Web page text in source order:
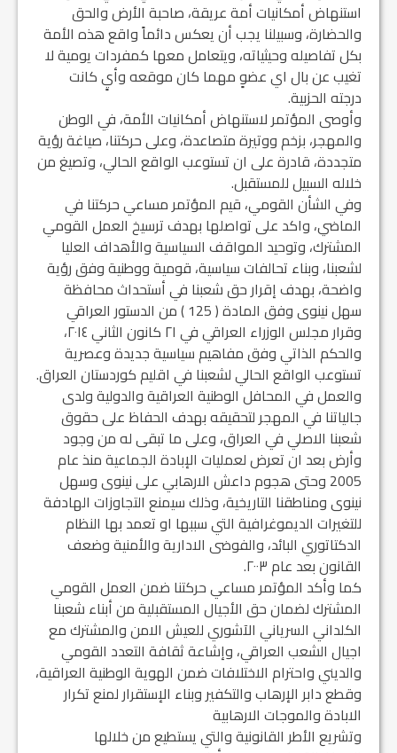
استنهاض أمكانيات أمة عريقة، صاحبة الأرض والحق
والحضارة، وسبيلنا يجب أن يعكس دائماً واقع هذه الأمة
بكل تفاصيله وحيثياته، ويتعامل معها كمفردات يومية لا
تغيب عن بال اي عضوٍ مهما كان موقعه وأيٍ كانت
درجته الحزبية.
وأوصى المؤتمر لاستنهاض أمكانيات الأمة، في الوطن
والمهجر، بزخم ووتيرة متصاعدة، وعلى حركتنا، صياغة رؤية
متجددة، قادرة على ان تستوعب الواقع الحالي، وتصيغ من
خلاله السبيل للمستقبل.
وفي الشأن القومي، قيم المؤتمر مساعي حركتنا في
الماضي، واكد على تواصلها بهدف ترسيخ العمل القومي
المشترك، وتوحيد المواقف السياسية والأهداف العليا
لشعبنا، وبناء تحالفات سياسية، قومية ووطنية وفق رؤية
واضحة، بهدف إقرار حق شعبنا في أستحداث محافظة
سهل نينوى وفق المادة ( 125 ) من الدستور العراقي
وقرار مجلس الوزراء العراقي في ٢١ كانون الثاني ٢٠١٤،
والحكم الذاتي وفق مفاهيم سياسية جديدة وعصرية
تستوعب الواقع الحالي لشعبنا في اقليم كوردستان العراق.
والعمل في المحافل الوطنية العراقية والدولية ولدى
جالياتنا في المهجر لتحقيقه بهدف الحفاظ على حقوق
شعبنا الاصلي في العراق، وعلى ما تبقى له من وجود
وأرض بعد ان تعرض لعمليات الإبادة الجماعية منذ عام
2005 وحتى هجوم داعش الارهابي على نينوى وسهل
نينوى ومناطقنا التاريخية، وذلك سيمنع التجاوزات الهادفة
للتغيرات الديموغرافية التي سببها او تعمد بها النظام
الدكتاتوري البائد، والفوضى الادارية والأمنية وضعف
القانون بعد عام ٢٠٠٣.
كما وأكد المؤتمر مساعي حركتنا ضمن العمل القومي
المشترك لضمان حق الأجيال المستقبلية من أبناء شعبنا
الكلداني السرياني الآشوري للعيش الامن والمشترك مع
اجيال الشعب العراقي، وإشاعة ثقافة التعدد القومي
والديني واحترام الاختلافات ضمن الهوية الوطنية العراقية،
وقطع دابر الإرهاب والتكفير وبناء الإستقرار لمنع تكرار
الابادة والموجات الارهابية
وتشريع الأطر القانونية والتي يستطيع من خلالها